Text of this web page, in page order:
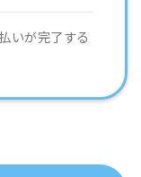
いが完了する